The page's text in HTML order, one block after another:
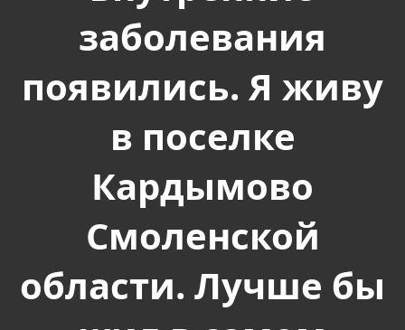
заболевания
появились. Я живу
в поселке
Кардымово
Смоленской
области. Лучше бы